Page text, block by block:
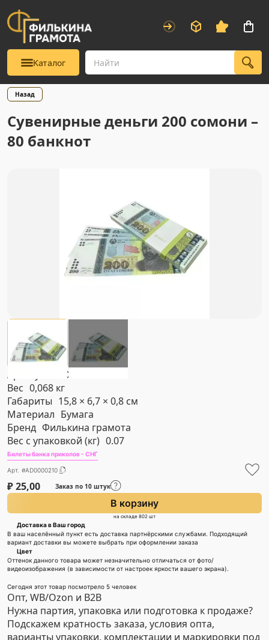
Каталог
Назад
Сувенирные деньги 200 сомони –
80 банкнот
Артикул
#AD0000210
Вес 0,068 кг
Габариты 15,8 × 6,7 × 0,8 см
Материал Бумага
Бренд Филькина грамота
Вес с упаковкой (кг) 0.07
Билеты банка приколов - СНГ
Арт. #AD0000210
₽25,00 Заказ по 10 штук
В корзину
на складе 802 шт
Доставка в Ваш город
В ваш населённый пункт есть доставка партнёрскими службами. Подходящий
вариант доставки вы можете выбрать при оформлении заказа
Цвет
Оттенок данного товара может незначительно отличаться от фото/
видеоизображения (в зависимости от настроек яркости вашего экрана).
Сегодня этот товар посмотрело 5 человек
Опт, WB/Ozon и B2B
Нужна партия, упаковка или подготовка к продаже?
Подскажем кратность заказа, условия опта,
варианты упаковки, комплектации и маркировки под